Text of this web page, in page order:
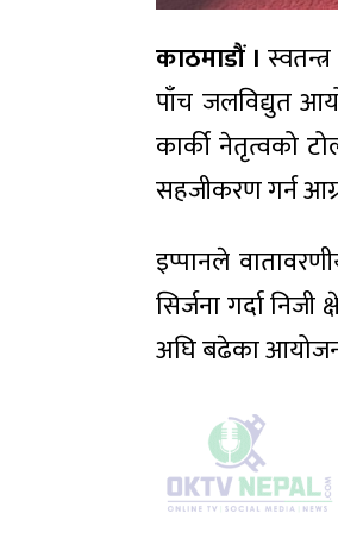
काठमाडौं ।
पाँच जलविद्युत
कार्की नेतृत्वको
सहजीकरण गर्न
इप्पानले
सिर्जना गर्दा
अघि बढेका